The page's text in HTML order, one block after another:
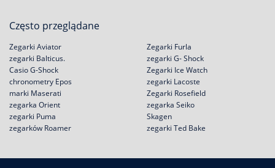
Często przeglądane
Zegarki Aviator
zegarki Balticus.
Casio G-Shock
chronometry Epos
Zegarki Furla
zegarki G- Shock
Zegarki Ice Watch
zegarki Lacoste
marki Maserati
zegarka Orient
zegarki Puma
zegarków Roamer
Zegarki Rosefield
zegarka Seiko
Skagen
zegarki Ted Bake